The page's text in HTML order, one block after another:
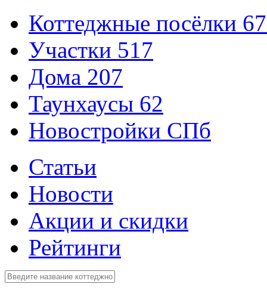
Коттеджные посёлки
Участки 517
Дома 207
Таунхаусы 62
Новостройки СПб
Статьи
Новости
Акции и скидки
Рейтинги